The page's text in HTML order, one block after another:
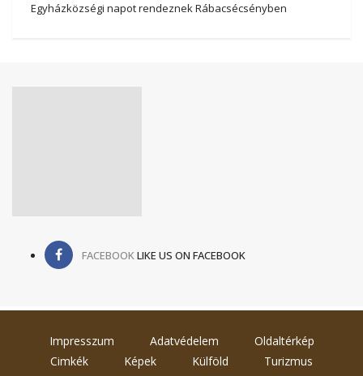
Egyházközségi napot rendeznek Rábacsécsényben
FACEBOOKLIKE US ON FACEBOOK
Impresszum Adatvédelem
Oldaltérkép
Cimkék
Képek Külföld
Turizmus